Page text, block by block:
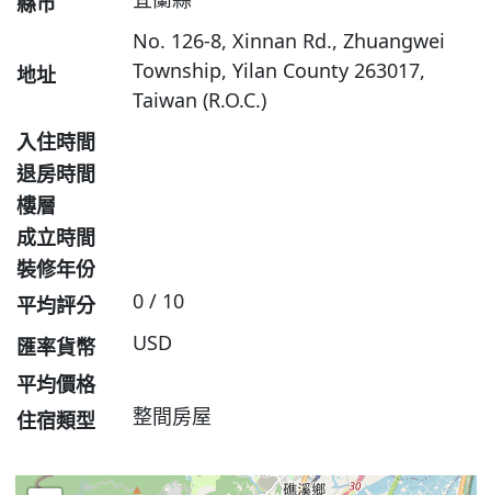
地址
No. 126-8, Xinnan Rd., Zhuangwei
Township, Yilan County 263017,
Taiwan (R.O.C.)
入住時間
退房時間
樓層
成立時間
裝修年份
平均評分
0 / 10
匯率貨幣
USD
平均價格
住宿類型
整間房屋